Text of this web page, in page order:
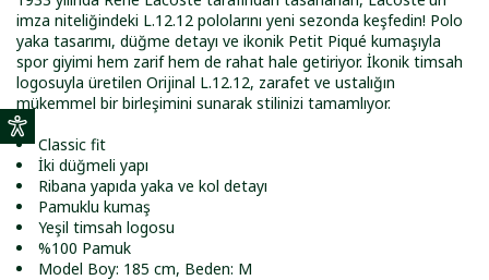
imza niteliğindeki L.12.12 pololarını yeni sezonda keşfedin! Polo
yaka tasarımı, düğme detayı ve ikonik Petit Piqué kumaşıyla
spor giyimi hem zarif hem de rahat hale getiriyor. İkonik timsah
logosuyla üretilen Orijinal L.12.12, zarafet ve ustalığın
mükemmel bir birleşimini sunarak stilinizi tamamlıyor.
Classic fit
İki düğmeli yapı
Ribana yapıda yaka ve kol detayı
Pamuklu kumaş
Yeşil timsah logosu
%100 Pamuk
Model Boy: 185 cm, Beden: M